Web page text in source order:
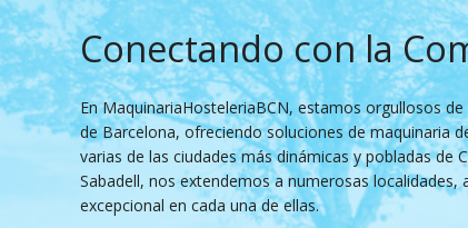
Conectando con la
En MaquinariaHosteleriaBCN, estamos orgullosos
de Barcelona, ofreciendo soluciones de maquinaria
varias de las ciudades más dinámicas y pobladas de
Sabadell, nos extendemos a numerosas localidades,
excepcional en cada una de ellas.